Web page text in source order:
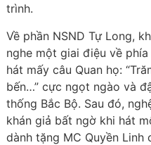
trình.
Về phần NSND Tự Long,
nghe một giai điệu về
hát mấy câu Quan họ:
bến…” cực ngọt ngào và
thống Bắc Bộ. Sau đó,
khán giả bất ngờ khi hát
dành tặng MC Quyền